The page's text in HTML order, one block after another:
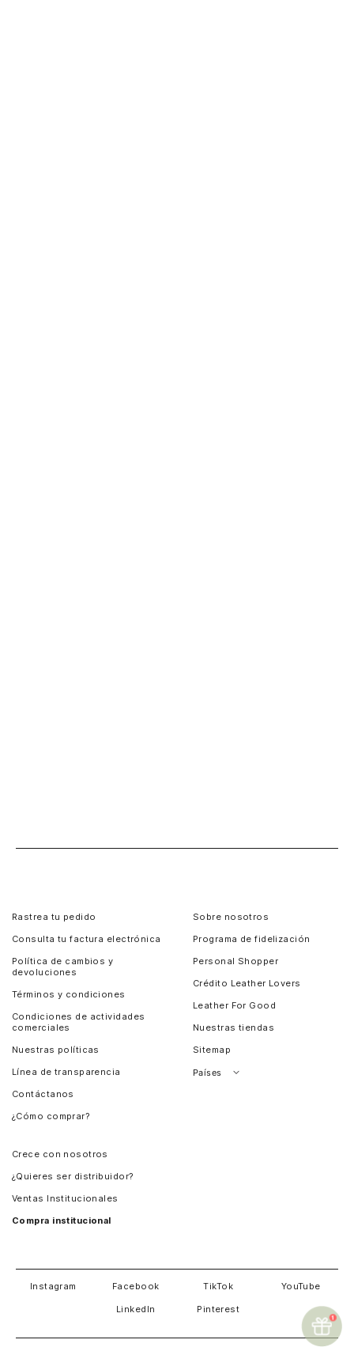
Rastrea tu pedido
Consulta tu factura electrónica
Política de cambios y
devoluciones
Términos y condiciones
Condiciones de actividades
comerciales
Nuestras políticas
Línea de transparencia
Contáctanos
¿Cómo comprar?
Sobre nosotros
Programa de fidelización
Personal Shopper
Crédito Leather Lovers
Leather For Good
Nuestras tiendas
Sitemap
Países
Crece con nosotros
¿Quieres ser distribuidor?
Ventas Institucionales
Compra institucional
Instagram Facebook TikTok YouTube
LinkedIn Pinterest